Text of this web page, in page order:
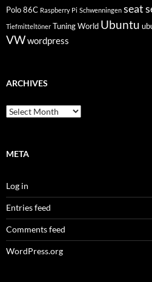
Polo 86C Raspberry Pi Schwenningen seat
Tiefmitteltöner Tuning World Ubuntu
VWwordpress
ARCHIVES
Archives
META
Log in
Entries feed
Comments feed
WordPress.org